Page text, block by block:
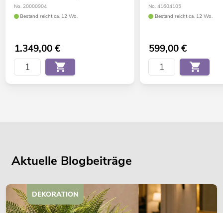
No. 20000904
Bestand reicht ca. 12 Wo.
1.349,00€
No. 41604105
Bestand reicht ca. 12 Wo.
599,00€
Aktuelle Blogbeiträge
DEKORATION